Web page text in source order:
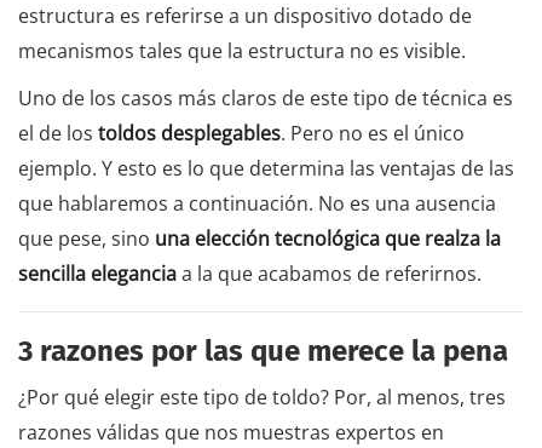
estructura es referirse a un dispositivo dotado de
mecanismos tales que la estructura no es visible.
Uno de los casos más claros de este tipo de técnica es
el de los toldos desplegables. Pero no es el único
ejemplo. Y esto es lo que determina las ventajas de las
que hablaremos a continuación. No es una ausencia
que pese, sino una elección tecnológica que realza la
sencilla eleganciaa la que acabamos de referirnos.
3 razones por las que merece la pena
¿Por qué elegir este tipo de toldo? Por, al menos, tres
razones válidas que nos muestras expertos en